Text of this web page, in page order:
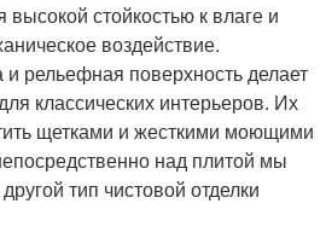
стойкостью к влаге и
воздействие.
и рельефная поверхность делает
классических интерьеров. Их
щетками и жесткими моющими
над плитой мы
тип чистовой отделки